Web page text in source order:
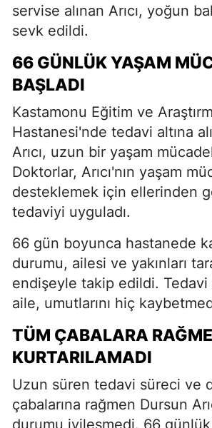
servise alınan Arıcı, yoğun
sevk edildi.
66 GÜNLÜK YAŞAM
BAŞLADI
Kastamonu Eğitim ve
Hastanesi'nde tedavi altına
Arıcı, uzun bir yaşam
Doktorlar, Arıcı'nın yaşam
desteklemek için ellerinden
tedaviyi uyguladı.
66 gün boyunca hastanede
durumu, ailesi ve yakınları
endişeyle takip edildi. Tedavi
aile, umutlarını hiç
TÜM ÇABALARA
KURTARILAMADI
Uzun süren tedavi süreci ve
çabalarına rağmen Dursun
durumu iyileşmedi. 66